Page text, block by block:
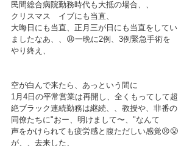
民間総合病院勤務時代も大抵の場合、、
クリスマス　イブにも当直、
大晦日にも当直、正月三が日にも当直をしてい
ましたなあ、、😩一晩に2例、3例緊急手術を
やり終え、
空が白んで来たら、あっという間に
1月4日の平常営業は再開し、全くもってして超
絶ブラック連続勤務は継続、、教授や、非番の
同僚たちに"おー、明けまして〜、"なんて
声をかけられても疲労感と腹ただしい感覚😣😤
が、、去来した、